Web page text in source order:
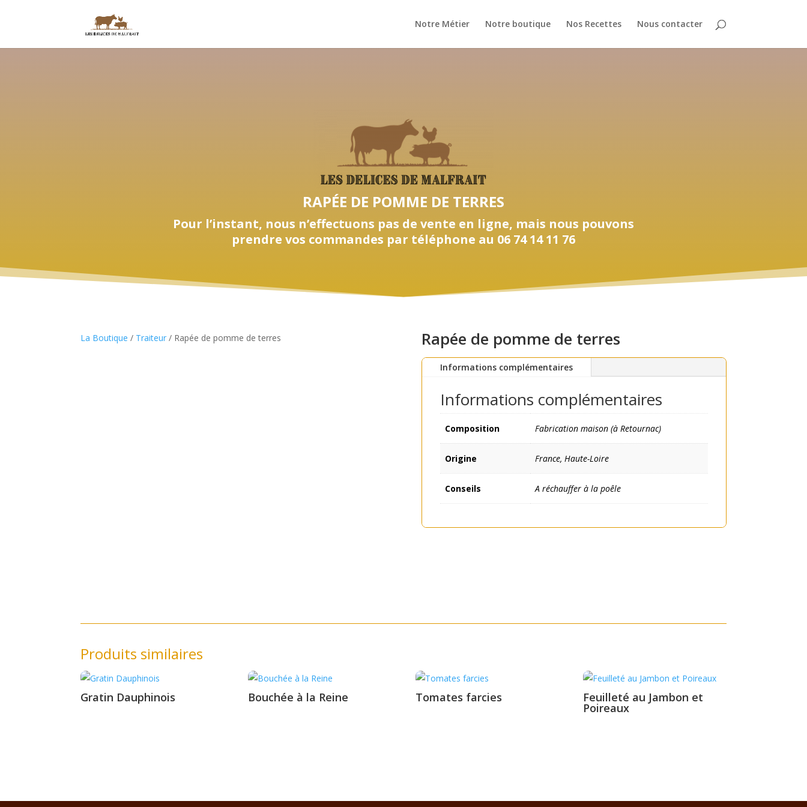
Notre Métier Notre boutique Nos Recettes Nous contacter
RAPÉE DE POMME DE TERRES
Pour l’instant, nous n’effectuons pas de vente en ligne, mais nous pouvons
prendre vos commandes par téléphone au 06 74 14 11 76
La Boutique / Traiteur / Rapée de pomme de terres Rapée de pomme de terres
Informations complémentaires
Informations complémentaires
Composition Fabrication maison (à Retournac)
Origine France, Haute-Loire
Conseils A réchauffer à la poêle
Produits similaires
Gratin Dauphinois Bouchée à la Reine Tomates farcies Feuilleté au Jambon et
Poireaux